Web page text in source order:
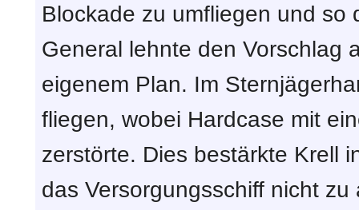
Blockade zu umfliegen und so
General lehnte den Vorschlag
eigenem Plan. Im
fliegen, wobei Hardcase mit
zerstörte. Dies bestärkte Krell
das Versorgungsschiff nicht